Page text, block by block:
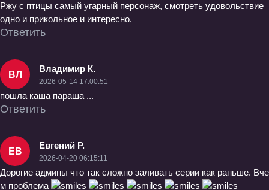
Ржу с птицы самый угарный персонаж, смотреть удовольствие
одно и прикольное и интересно.
Ответить
ВЛ
Владимир К.
2026-05-14 17:00:51
пошла каша параша ...
Ответить
ЕВ
Евгений Р.
2026-04-20 06:15:11
Дорогие админы что так сложно заливать серии как раньше. Вче
м проблема